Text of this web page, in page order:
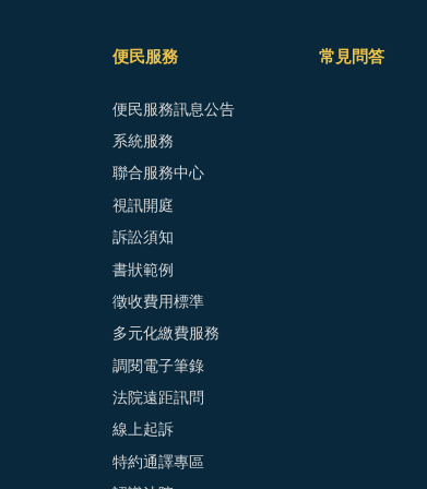
便民服務
便民服務訊息公告
系統服務
聯合服務中心
視訊開庭
訴訟須知
書狀範例
徵收費用標準
多元化繳費服務
調閱電子筆錄
法院遠距訊問
線上起訴
特約通譯專區
常見問答